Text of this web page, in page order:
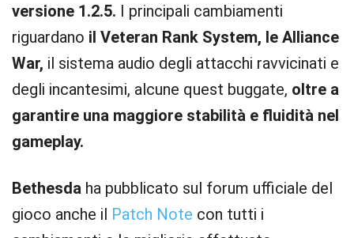
versione 1.2.5. I principali cambiamenti
riguardano il Veteran Rank System, le Alliance
War, il sistema audio degli attacchi ravvicinati e
degli incantesimi, alcune quest buggate, oltre a
garantire una maggiore stabilità e fluidità nel
gameplay.
Bethesda ha pubblicato sul forum ufficiale del
gioco anche il Patch Note con tutti i